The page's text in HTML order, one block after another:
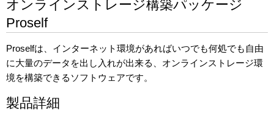
オンラインストレージ構築パッケージ
Proself
Proselfは、インターネット環境があればいつでも何処でも自由
に大量のデータを出し入れが出来る、オンラインストレージ環
境を構築できるソフトウェアです。
製品詳細